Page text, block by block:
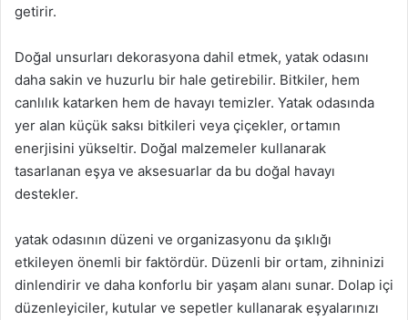
getirir.
Doğal unsurları dekorasyona dahil etmek, yatak odasını
daha sakin ve huzurlu bir hale getirebilir. Bitkiler, hem
canlılık katarken hem de havayı temizler. Yatak odasında
yer alan küçük saksı bitkileri veya çiçekler, ortamın
enerjisini yükseltir. Doğal malzemeler kullanarak
tasarlanan eşya ve aksesuarlar da bu doğal havayı
destekler.
yatak odasının düzeni ve organizasyonu da şıklığı
etkileyen önemli bir faktördür. Düzenli bir ortam, zihninizi
dinlendirir ve daha konforlu bir yaşam alanı sunar. Dolap içi
düzenleyiciler, kutular ve sepetler kullanarak eşyalarınızı